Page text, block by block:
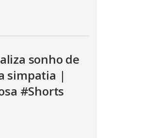
sonho de
simpatia |
#Shorts